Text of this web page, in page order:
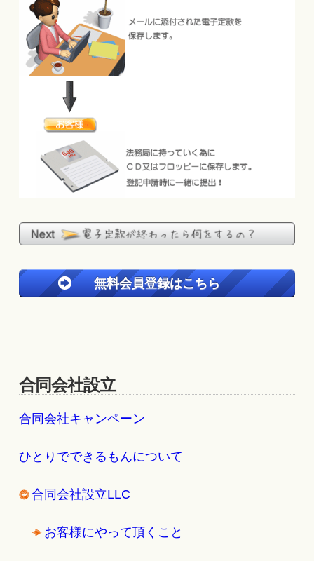
無料会員登録はこちら
合同会社設立
合同会社キャンペーン
ひとりでできるもんについて
合同会社設立LLC
お客様にやって頂くこと